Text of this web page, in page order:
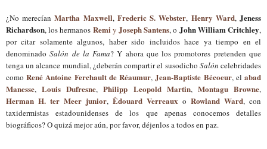
¿No merecíanMartha Maxwell, Frederic S. Webster, Henry Ward,Jeness
Richardson, los hermanos Remi yJoseph Santens, o John William Critchley,
por citar solamente algunos, haber sido incluidos hace ya tiempo en el
denominadoSalón de la Fama? Y ahora que los promotores pretenden que
tenga un alcance mundial, ¿deberán compartir el susodicho Salón celebridades
comoRené Antoine Ferchault de Réaumur,Jean-Baptiste Bécoeur, elabad
Manesse,Louis Dufresne,Philipp Leopold Martin, MontaguBrowne,
Herman H. ter Meer junior, Édouard Verreaux o Rowland Ward, con
taxidermistas estadounidenses de los que apenas conocemos detalles
biográficos? O quizá mejor aún, por favor, déjenlos a todos en paz.